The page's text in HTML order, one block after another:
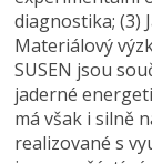
diagnostika; (3)
Materiálový
SUSEN jsou
jaderné
má však i silně
realizované s